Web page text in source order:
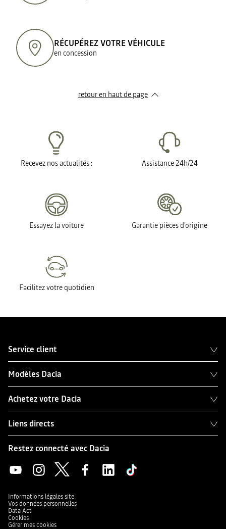
RÉCUPÉREZ VOTRE VÉHICULE
en concession
retour en haut de page​
Recevez nos actualités : Assistance 24h/24
Essayez la voiture Garantie pièces d'origine
Facilitez votre quotidien
Service client
Modèles Dacia
Achetez votre Dacia
Liens directs
Restez connecté avec Dacia
Informations légales site
Vos données personnelles
Data Act
Cookies
Gérer mes cookies